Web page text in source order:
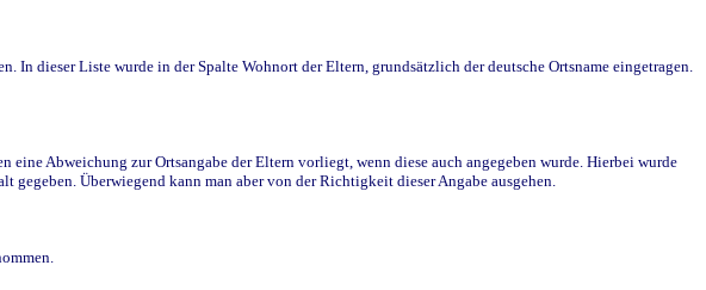
dieser Liste wurde in der Spalte Wohnort der Eltern, grundsätzlich der deutsche Ortsname eingetragen.
Abweichung zur Ortsangabe der Eltern vorliegt, wenn diese auch angegeben wurde. Hierbei wurde
Überwiegend kann man aber von der Richtigkeit dieser Angabe ausgehen.